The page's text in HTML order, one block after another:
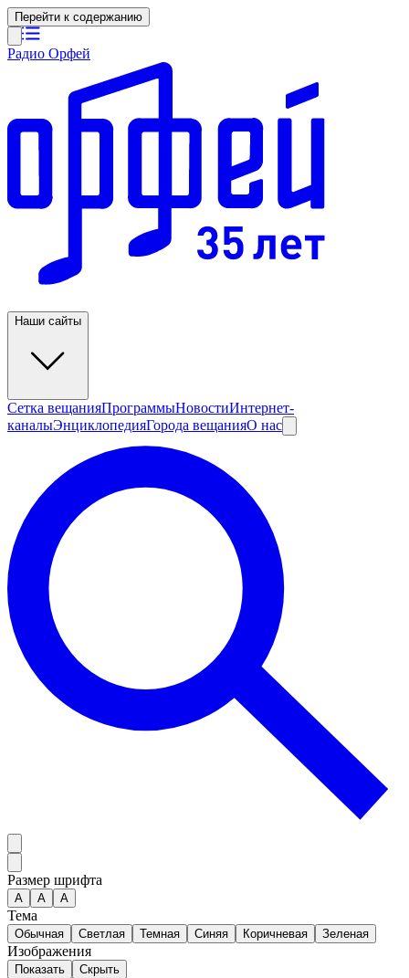
Перейти к содержанию
Радио Орфей
Наши сайты
Сетка вещанияПрограммыНовостиИнтернет-
каналыЭнциклопедияГорода вещанияО нас
Размер шрифта
А A A
Тема
Обычная Светлая Темная Синяя Коричневая Зеленая
Изображения
Показать Скрыть